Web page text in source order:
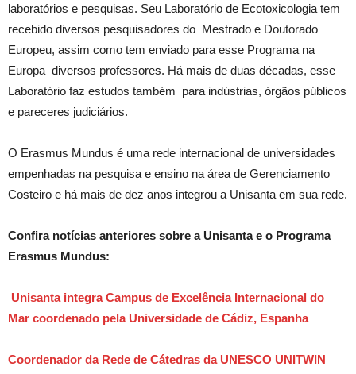
laboratórios e pesquisas. Seu Laboratório de Ecotoxicologia tem
recebido diversos pesquisadores do Mestrado e Doutorado
Europeu, assim como tem enviado para esse Programa na
Europa diversos professores. Há mais de duas décadas, esse
Laboratório faz estudos também para indústrias, órgãos públicos
e pareceres judiciários.
O Erasmus Mundus é uma rede internacional de universidades
empenhadas na pesquisa e ensino na área de Gerenciamento
Costeiro e há mais de dez anos integrou a Unisanta em sua rede.
Confira notícias anteriores sobre a Unisanta e o Programa
Erasmus Mundus:
Unisanta integra Campus de Excelência Internacional do
Mar coordenado pela Universidade de Cádiz, Espanha
Coordenador da Rede de Cátedras da UNESCO UNITWIN